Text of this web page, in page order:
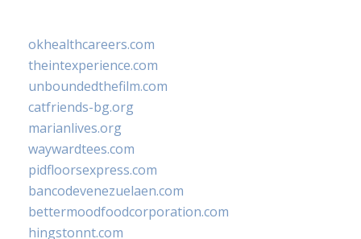
okhealthcareers.com
theintexperience.com
unboundedthefilm.com
catfriends-bg.org
marianlives.org
waywardtees.com
pidfloorsexpress.com
bancodevenezuelaen.com
bettermoodfoodcorporation.com
hingstonnt.com